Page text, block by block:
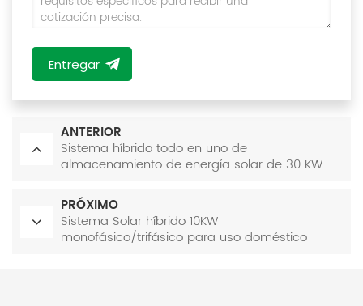
Entregar
ANTERIOR
Sistema híbrido todo en uno de
almacenamiento de energía solar de 30 KW
PRÓXIMO
Sistema Solar híbrido 10KW
monofásico/trifásico para uso doméstico